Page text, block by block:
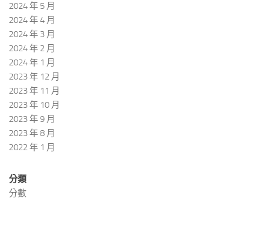
2024 年 5 月
2024 年 4 月
2024 年 3 月
2024 年 2 月
2024 年 1 月
2023 年 12 月
2023 年 11 月
2023 年 10 月
2023 年 9 月
2023 年 8 月
2022 年 1 月
分類
分數